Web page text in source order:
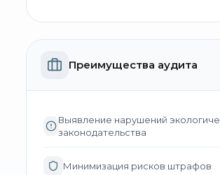
Преимущества аудита
Выявление нарушений
законодательства
Минимизация рисков штрафов